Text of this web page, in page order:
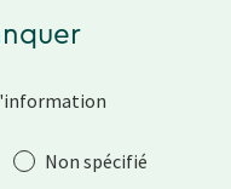
Non spécifié